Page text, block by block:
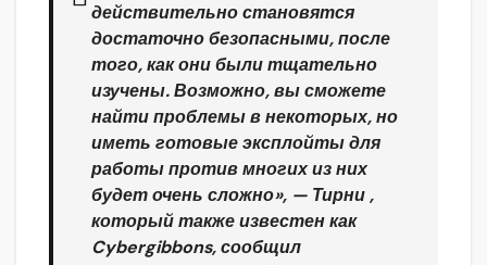
действительно становятся
достаточно безопасными, после
того, как они были тщательно
изучены. Возможно, вы сможете
найти проблемы в некоторых, но
иметь готовые эксплойты для
работы против многих из них
будет очень сложно», — Тирни ,
который также известен как
Cybergibbons, сообщил